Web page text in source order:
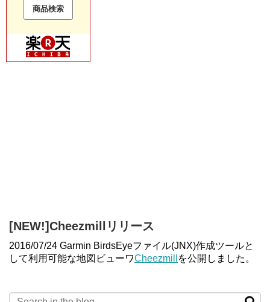
[NEW!]Cheezmillリリース
2016/07/24 Garmin BirdsEyeファイル(JNX)作成ツールと
して利用可能な地図ビューワCheezmill を公開しました。